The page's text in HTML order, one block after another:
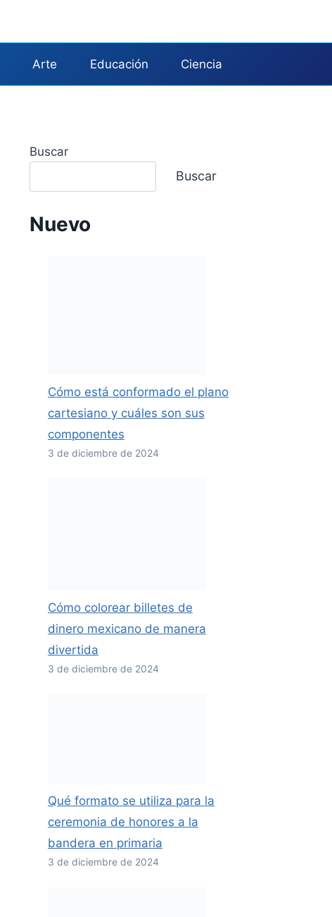
Arte Educación Ciencia
Buscar
Buscar
Nuevo
Cómo está conformado el plano
cartesiano y cuáles son sus
componentes
3 de diciembre de 2024
Cómo colorear billetes de
dinero mexicano de manera
divertida
3 de diciembre de 2024
Qué formato se utiliza para la
ceremonia de honores a la
bandera en primaria
3 de diciembre de 2024